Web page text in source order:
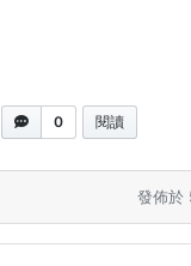
0 閱讀
發佈於